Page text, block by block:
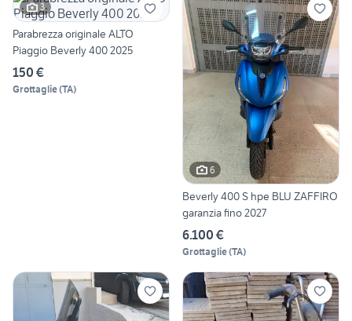
3
Parabrezza originale ALTO
Piaggio Beverly 400 2025
150 €
Grottaglie(TA)
6
Beverly 400 S hpe BLU ZAFFIRO
garanzia fino 2027
6.100 €
Grottaglie(TA)